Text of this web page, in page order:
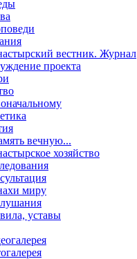
вестник. Журнал
проекта
вечную...
хозяйство
миру
уставы